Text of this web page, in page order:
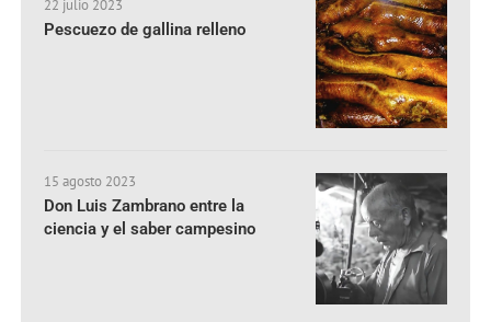
22 julio 2023
Pescuezo de gallina relleno
15 agosto 2023
Don Luis Zambrano entre la
ciencia y el saber campesino